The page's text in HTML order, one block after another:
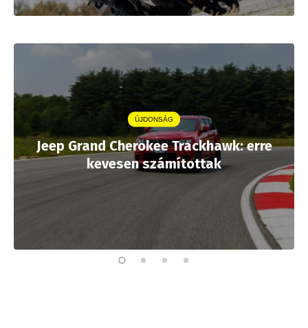
ÚJDONSÁG
Jeep Grand Cherokee Trackhawk: erre
kevesen számítottak